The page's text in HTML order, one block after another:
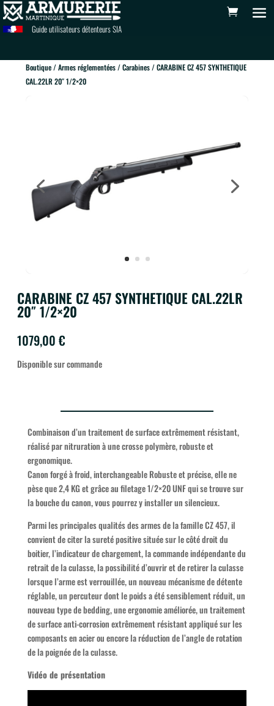
Guide utilisateurs détenteurs SIA
Boutique/Armes réglementées/Carabines/ CARABINE CZ 457 SYNTHETIQUE
CAL.22LR 20″ 1/2×20
CARABINE CZ 457 SYNTHETIQUE CAL.22LR
20″ 1/2×20
1079,00 €
Disponible sur commande
Combinaison d’un traitement de surface extrêmement résistant,
réalisé par nitruration à une crosse polymère, robuste et
ergonomique.
Canon forgé à froid, interchangeable Robuste et précise, elle ne
pèse que 2,4 KG et grâce au filetage 1/2×20 UNF qui se trouve sur
la bouche du canon, vous pourrez y installer un silencieux.
Parmi les principales qualités des armes de la famille CZ 457, il
convient de citer la sureté positive située sur le côté droit du
boitier, l’indicateur de chargement, la commande indépendante du
retrait de la culasse, la possibilité d’ouvrir et de retirer la culasse
lorsque l’arme est verrouillée, un nouveau mécanisme de détente
réglable, un percuteur dont le poids a été sensiblement réduit, un
nouveau type de bedding, une ergonomie améliorée, un traitement
de surface anti-corrosion extrêmement résistant appliqué sur les
composants en acier ou encore la réduction de l’angle de rotation
de la poignée de la culasse.
Vidéo de présentation